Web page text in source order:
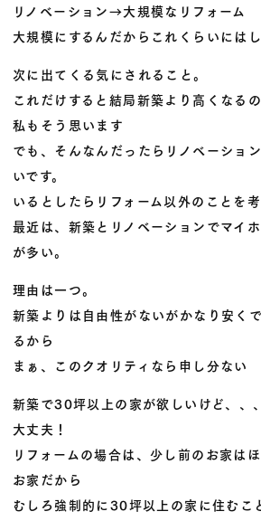
リノベーション→大規模なリフォーム
大規模にするんだからこれくらいにはし
次に出てくる気にされること。
これだけすると結局新築より高くなる
私もそう思います
でも、そんなんだったらリノベーショ
いです。
いるとしたらリフォーム以外のことを考
最近は、新築とリノベーションでマイ
が多い。
理由は一つ。
新築よりは自由性がないがかなり安く
るから
まぁ、このクオリティなら申し分ない
新築で30坪以上の家が欲しいけど、、、
大丈夫！
リフォームの場合は、少し前のお家は
お家だから
むしろ強制的に30坪以上の家に住むこ